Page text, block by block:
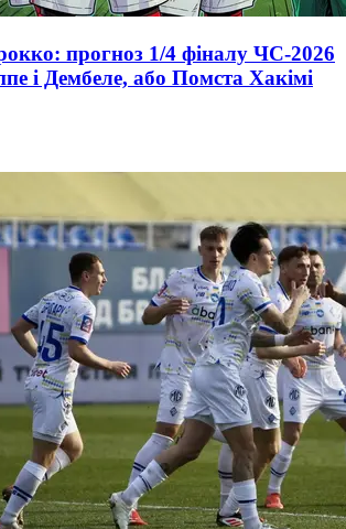
прогноз 1/4 фіналу ЧС-2026
і Дембеле, або Помста Хакімі